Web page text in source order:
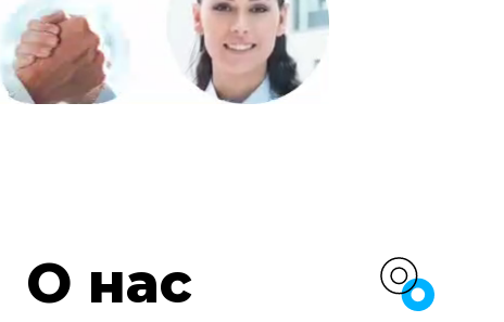
О нас